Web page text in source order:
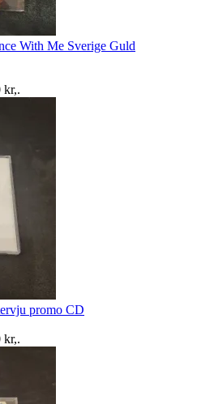
With Me Sverige Guld
kr,.
promo CD
kr,.